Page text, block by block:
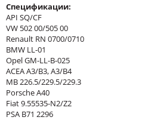
Спецификации:
API SQ/CF
VW 502 00/505 00
Renault RN 0700/0710
BMW LL-01
Opel GM-LL-B-025
ACEA A3/B3, A3/B4
MB 226.5/229.5/229.3
Porsche A40
Fiat 9.55535-N2/Z2
PSA B71 2296